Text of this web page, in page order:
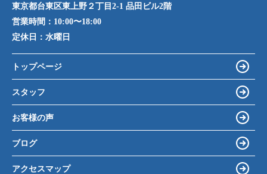
東京都台東区東上野２丁目2-1 品田ビル2階
営業時間： 10:00〜18:00
定休日： 水曜日
トップページ
スタッフ
お客様の声
ブログ
アクセスマップ